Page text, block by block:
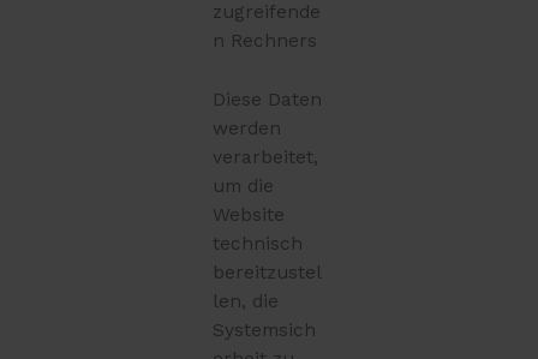
zugreifende
n Rechners
Diese Daten
werden
verarbeitet,
um die
Website
technisch
bereitzustel
len, die
Systemsich